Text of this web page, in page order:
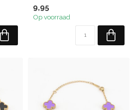
9,95
Op voorraad